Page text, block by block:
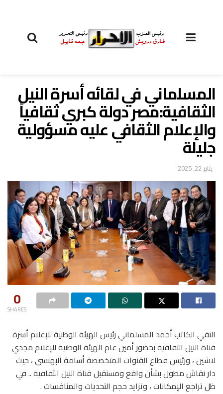
المسلماني في لقائه أسرة النيل
الثقافية:مصر دولة كبري ثقافياً
والإعلام الثقافي عليه مسؤولية
جليلة
يناير 22, 2025
0
SHARES
التقي الكاتب أحمد المسلماني رئيس الهيئة الوطنية للإعلام أسرة
قناة النيل الثقافية بحضور أمين عام الهيئة الوطنية للإعلام مجدي
لاشين ، ورئيس قطاع القنوات المتخصصة أسامة البهنسي ، حيث
دار نقاش مطول بشأن واقع ومستقبل قناة النيل الثقافية .. في
ظل تراجع الإمكانات ، وتزايد حجم التحديات والمنافسات .